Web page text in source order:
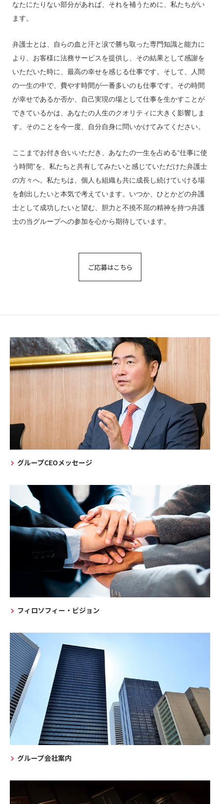
なたにたりない部分があれば、それを補うために、私たちがい
ます。
弁護士とは、自らの血と汗と涙で勝ち取った専門知識と能力に
より、お客様に法務サービスを提供し、その結果として感謝を
いただいた時に、最高の幸せを感じる仕事です。そして、人間
の一生の中で、費やす時間が一番多いのも仕事です。その時間
が幸せであるか否か、自己実現の場として仕事を生かすことが
できているかは、あなたの人生のクオリティに大きく影響しま
す。そのことを今一度、自分自身に問いかけてみてください。
ここまでお付き合いいただき、あなたの一生を占める“仕事に使
う時間”を、私たちと共有してみたいと感じていただけた弁護士
の方々へ。私たちは、個人も組織も共に成長し続けていける場
を創出したいと本気で考えています。いつか、ひとかどの弁護
士として成功したいと望む、胆力と不撓不屈の精神を持つ弁護
士の当グループへの参加を心から期待しています。
ご応募はこちら
グループCEOメッセージ
フィロソフィー・ビジョン
グループ会社案内